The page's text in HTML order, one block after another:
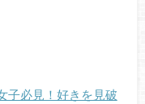
子必見！好きを見破